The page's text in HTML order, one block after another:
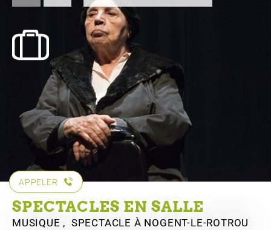
APPELER
SPECTACLES EN SALLE
MUSIQUE , SPECTACLE À NOGENT-LE-ROTROU